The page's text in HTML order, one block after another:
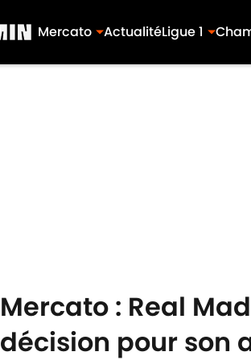
Mercato ActualitéLigue 1
Mercato : Real
décision pour son